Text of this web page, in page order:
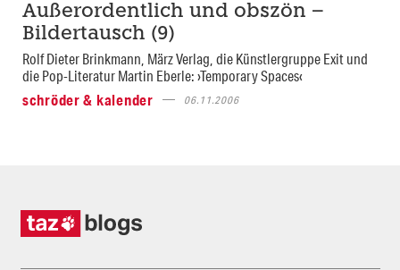
Außerordentlich und obszön –
Bildertausch (9)
Rolf Dieter Brinkmann, März Verlag, die Künstlergruppe Exit und
die Pop-Literatur Martin Eberle: ›Temporary Spaces‹
schröder & kalender
06.11.2006